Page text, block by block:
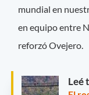
mundial en
en equipo entre
reforzó Ovejero.
Leé